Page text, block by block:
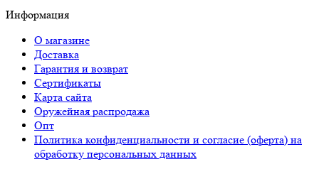
Информация
О магазине
Доставка
Гарантия и возврат
Сертификаты
Карта сайта
Оружейная распродажа
Опт
Политика конфиденциальности и согласие (оферта) на
обработку персональных данных